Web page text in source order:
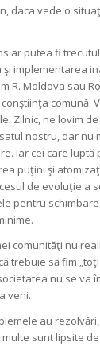
daca vede o
ar putea fi
implementarea
R. Moldova sau
comună.
Zilnic, ne lovim
nostru, dar nu
Iar cei care
puţini şi
de evoluţie a
pentru
comunităţi nu
trebuie să fim
nu se va
veni.
au
sunt lipsite